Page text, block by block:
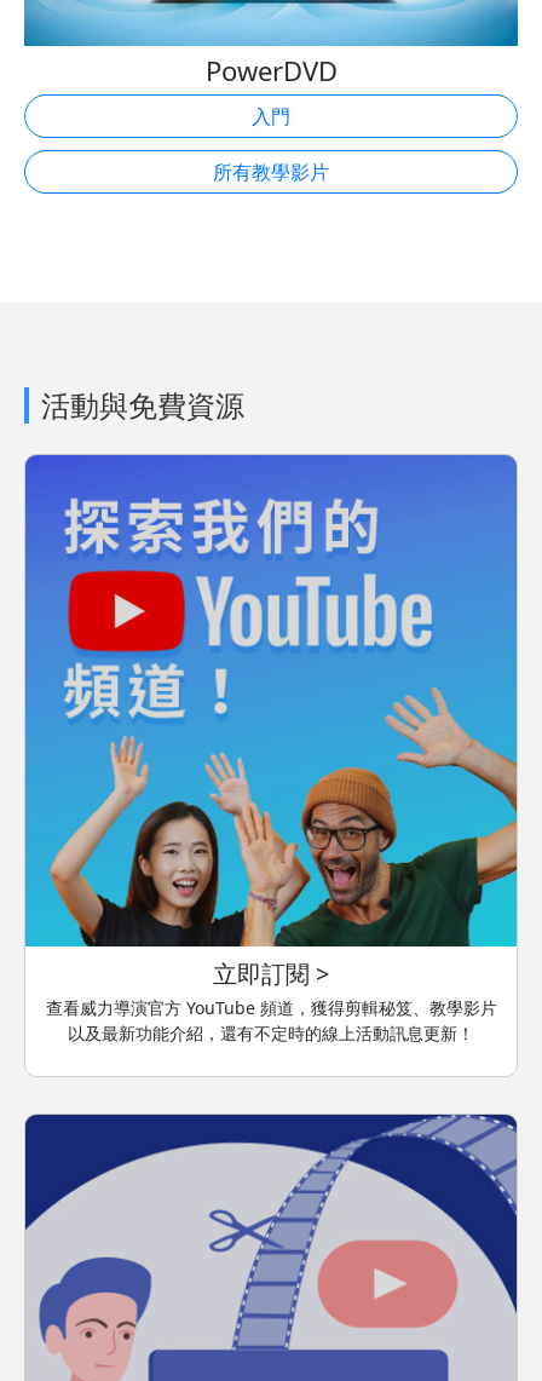
PowerDVD
入門
所有教學影片
活動與免費資源
立即訂閱 >
查看威力導演官方 YouTube 頻道，獲得剪輯秘笈、教學影片
以及最新功能介紹，還有不定時的線上活動訊息更新！